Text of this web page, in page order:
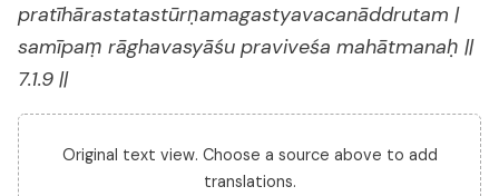
pratīhārastatastūrṇamagastyavacanāddrutam |
samīpaṃ rāghavasyāśu praviveśa mahātmanaḥ ||
7.1.9 ||
Original text view. Choose a source above to add
translations.